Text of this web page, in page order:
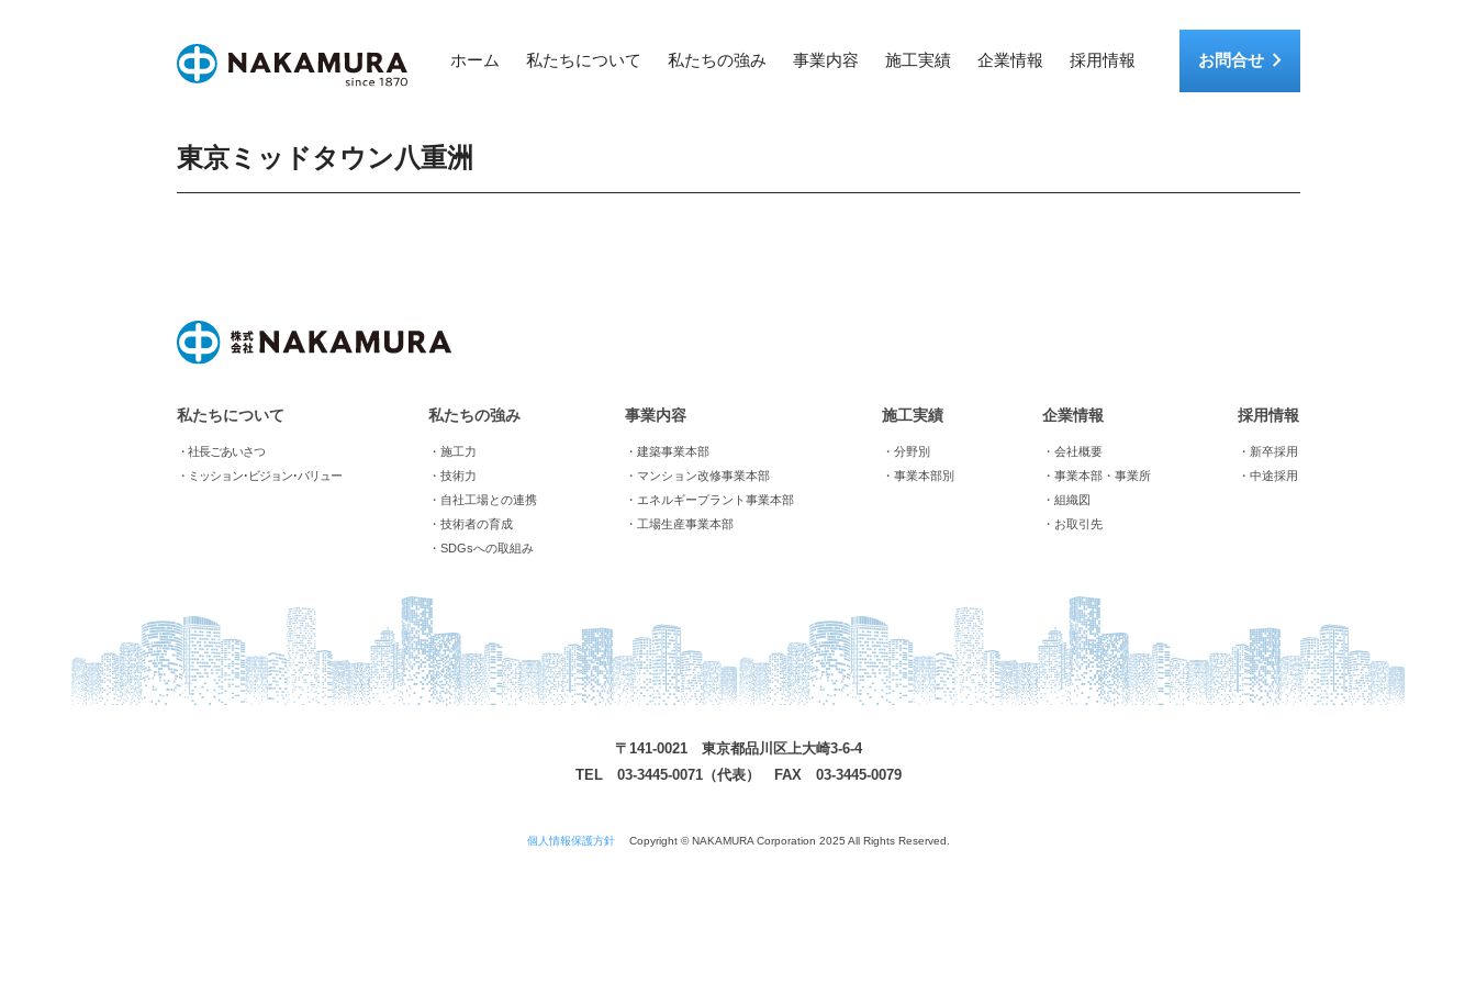
ホーム 私たちについて 私たちの強み 事業内容 施工実績 企業情報 採用情報 お問合せkeyboard_arrow_right
東京ミッドタウン八重洲
私たちについて
・社長ごあいさつ
・ミッション･ビジョン･バリュー
私たちの強み
・施工力
・技術力
・自社工場との連携
・技術者の育成
・SDGsへの取組み
事業内容
・建築事業本部
・マンション改修事業本部
・エネルギープラント事業本部
・工場生産事業本部
施工実績
・分野別
・事業本部別
企業情報
・会社概要
・事業本部・事業所
・組織図
・お取引先
採用情報
・新卒採用
・中途採用
〒141-0021 東京都品川区上大崎3-6-4
TEL 03-3445-0071（代表） FAX 03-3445-0079
個人情報保護方針 Copyright © NAKAMURA Corporation 2025 All Rights Reserved.